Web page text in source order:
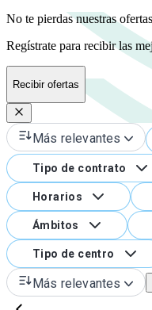
No te pierdas nuestras ofertas
Regístrate para recibir las
Recibir ofertas
Más relevantes
Tipo de contrato
Horarios
Ámbitos
Tipo de centro
Más relevantes